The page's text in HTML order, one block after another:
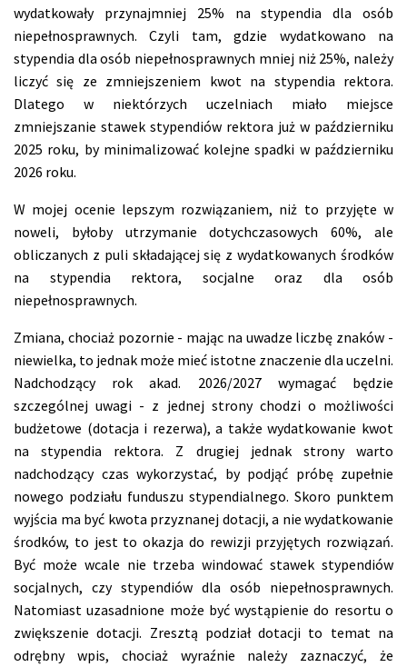
wydatkowały przynajmniej 25% na stypendia dla osób
niepełnosprawnych. Czyli tam, gdzie wydatkowano na
stypendia dla osób niepełnosprawnych mniej niż 25%, należy
liczyć się ze zmniejszeniem kwot na stypendia rektora.
Dlatego w niektórzych uczelniach miało miejsce
zmniejszanie stawek stypendiów rektora już w październiku
2025 roku, by minimalizować kolejne spadki w październiku
2026 roku.
W mojej ocenie lepszym rozwiązaniem, niż to przyjęte w
noweli, byłoby utrzymanie dotychczasowych 60%, ale
obliczanych z puli składającej się z wydatkowanych środków
na stypendia rektora, socjalne oraz dla osób
niepełnosprawnych.
Zmiana, chociaż pozornie - mając na uwadze liczbę znaków -
niewielka, to jednak może mieć istotne znaczenie dla uczelni.
Nadchodzący rok akad. 2026/2027 wymagać będzie
szczególnej uwagi - z jednej strony chodzi o możliwości
budżetowe (dotacja i rezerwa), a także wydatkowanie kwot
na stypendia rektora. Z drugiej jednak strony warto
nadchodzący czas wykorzystać, by podjąć próbę zupełnie
nowego podziału funduszu stypendialnego. Skoro punktem
wyjścia ma być kwota przyznanej dotacji, a nie wydatkowanie
środków, to jest to okazja do rewizji przyjętych rozwiązań.
Być może wcale nie trzeba windować stawek stypendiów
socjalnych, czy stypendiów dla osób niepełnosprawnych.
Natomiast uzasadnione może być wystąpienie do resortu o
zwiększenie dotacji. Zresztą podział dotacji to temat na
odrębny wpis, chociaż wyraźnie należy zaznaczyć, że